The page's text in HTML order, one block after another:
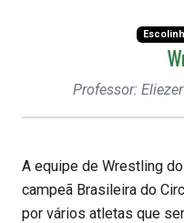
Professor:
A equipe de Wrestling
campeã Brasileira do
por vários atletas que